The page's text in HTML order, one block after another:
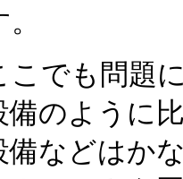
でも問題
備のように
備などはか